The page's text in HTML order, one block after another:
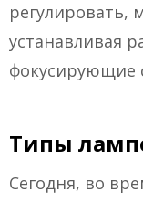
регулировать,
устанавливая
фокусирующие
Типы
Сегодня, во